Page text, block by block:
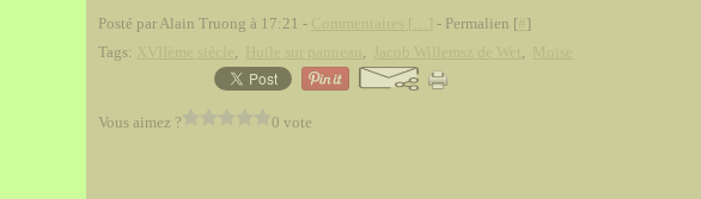
Posté par Alain Truong à 17:21 - - Permalien [ ]
Tags:
, , ,
Vous aimez ? 0 vote